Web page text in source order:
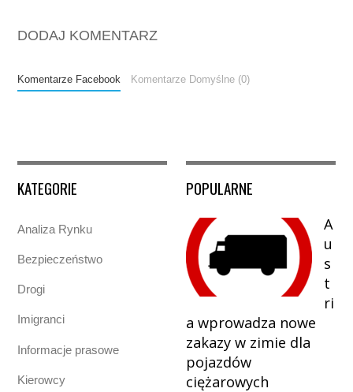
DODAJ KOMENTARZ
Komentarze Facebook Komentarze Domyślne (0)
KATEGORIE
Analiza Rynku
Bezpieczeństwo
Drogi
Imigranci
Informacje prasowe
Kierowcy
POPULARNE
A
u
s
t
ri
a wprowadza nowe
zakazy w zimie dla
pojazdów
ciężarowych